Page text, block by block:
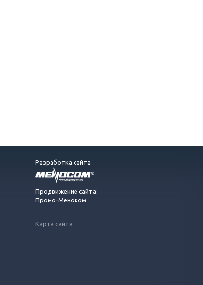
Разработка сайта
Продвижение сайта:
Промо-Меноком
Карта сайта